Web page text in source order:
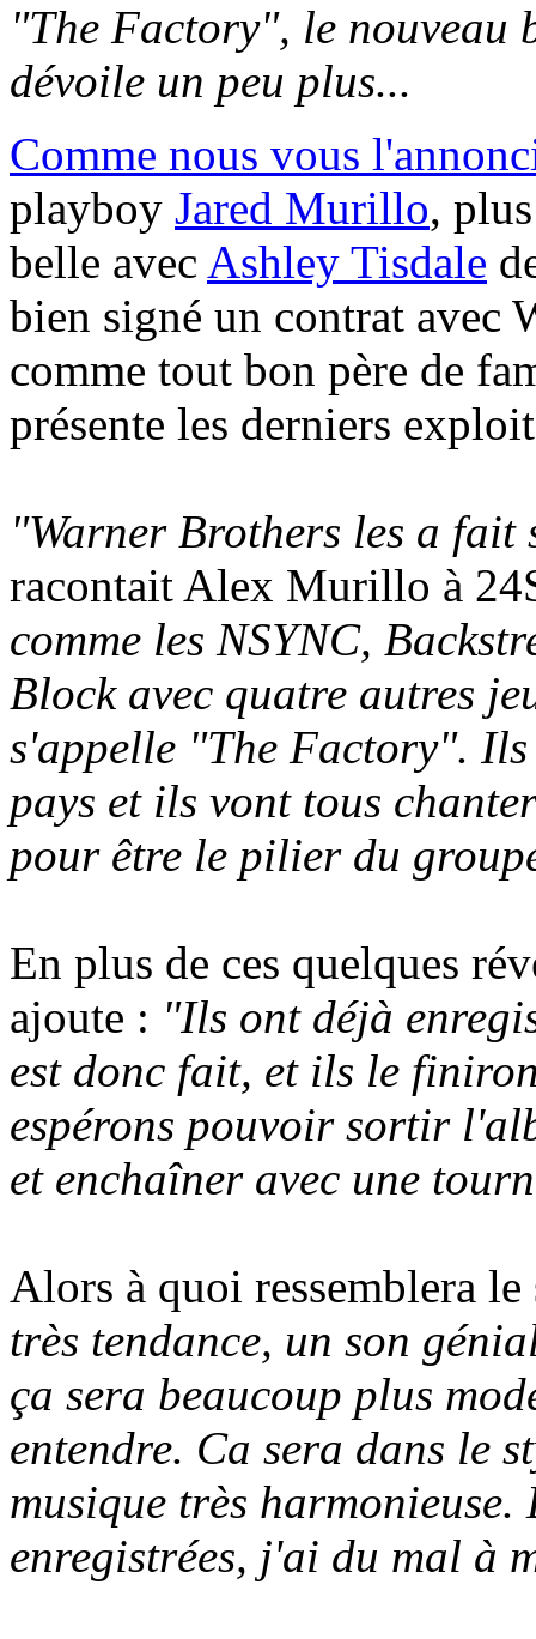
"The Factory", le nouveau
dévoile un peu plus...
Comme nous vous
playboy Jared Murillo,
belle avec Ashley Tisdale
bien signé un contrat avec
comme tout bon père de
présente les derniers
"Warner Brothers les a fait
racontait Alex Murillo à
comme les NSYNC,
Block avec quatre autres
s'appelle "The Factory".
pays et ils vont tous
pour être le pilier du
En plus de ces quelques
ajoute : "Ils ont déjà
est donc fait, et ils le
espérons pouvoir sortir
et enchaîner avec une
Alors à quoi ressemblera
très tendance, un son
ça sera beaucoup plus
entendre. Ca sera dans le
musique très
enregistrées, j'ai du mal à